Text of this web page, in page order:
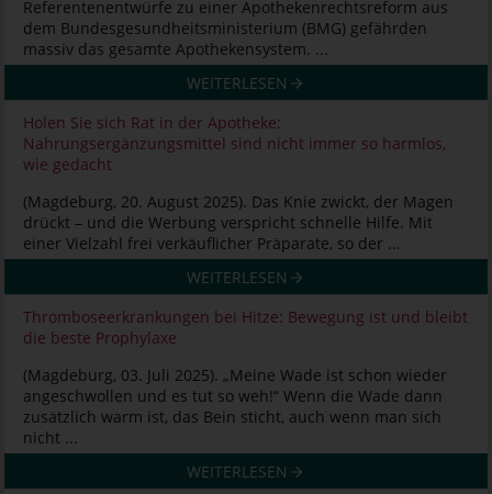
Referentenentwürfe zu einer Apothekenrechtsreform aus
dem Bundesgesundheitsministerium (BMG) gefährden
massiv das gesamte Apothekensystem. ...
WEITERLESEN
Holen Sie sich Rat in der Apotheke:
Nahrungsergänzungsmittel sind nicht immer so harmlos,
wie gedacht
(Magdeburg, 20. August 2025). Das Knie zwickt, der Magen
drückt – und die Werbung verspricht schnelle Hilfe. Mit
einer Vielzahl frei verkäuflicher Präparate, so der ...
WEITERLESEN
Thromboseerkrankungen bei Hitze: Bewegung ist und bleibt
die beste Prophylaxe
(Magdeburg, 03. Juli 2025). „Meine Wade ist schon wieder
angeschwollen und es tut so weh!“ Wenn die Wade dann
zusätzlich warm ist, das Bein sticht, auch wenn man sich
nicht ...
WEITERLESEN